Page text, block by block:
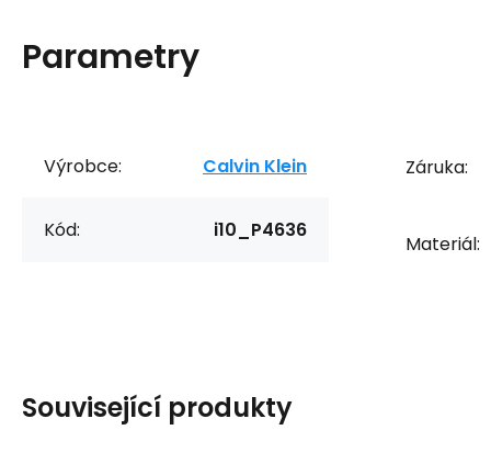
Parametry
Výrobce: Calvin Klein
Kód: i10_P4636
Záruka:
Materiál:
Související produkty